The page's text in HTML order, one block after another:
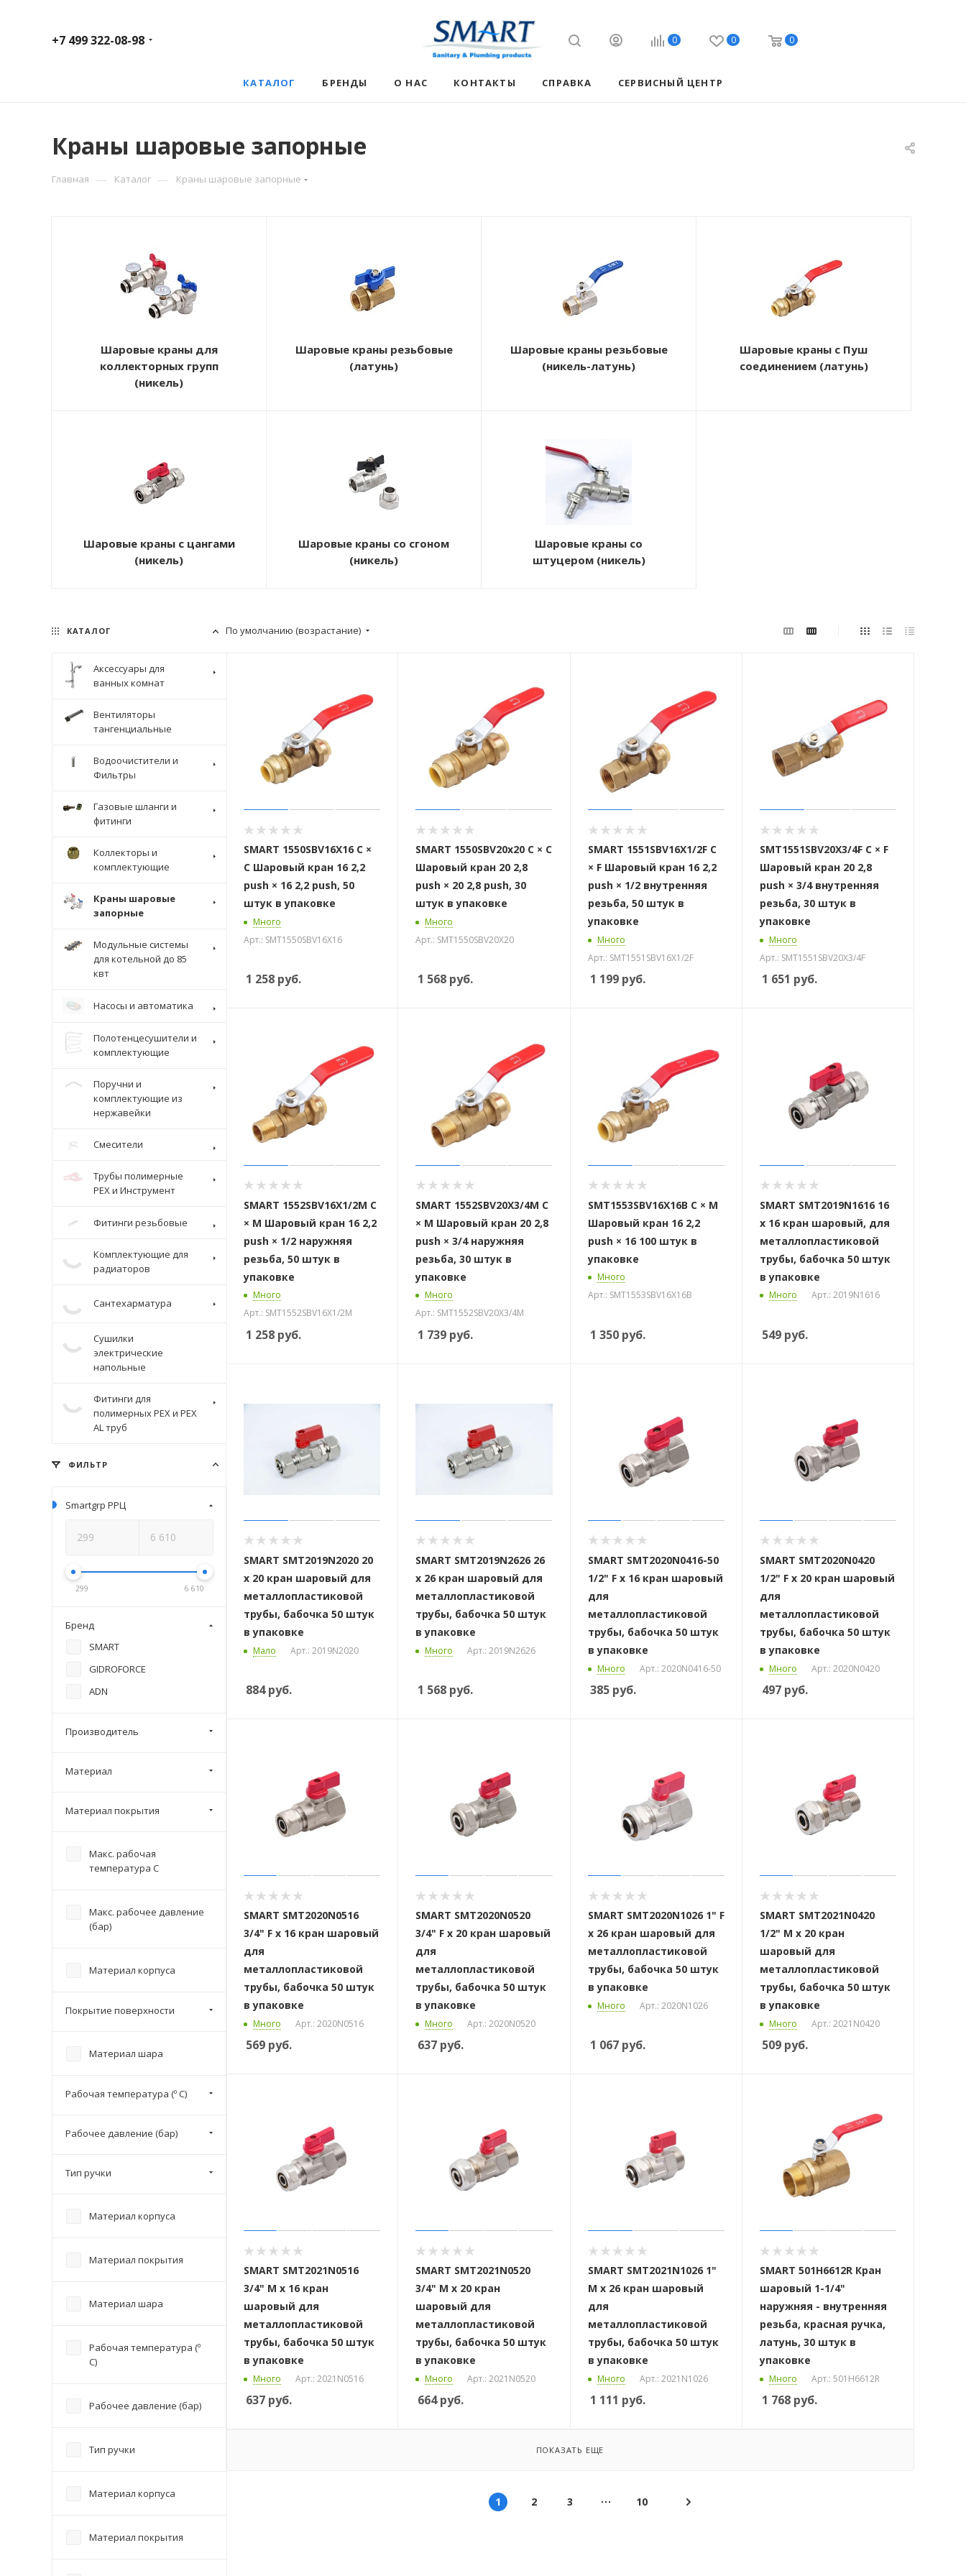
+7 499 322-08-98 0 0 0
КАТАЛОГ БРЕНДЫ О НАС КОНТАКТЫ СПРАВКА СЕРВИСНЫЙ ЦЕНТР
Краны шаровые запорные
Главная — Каталог — Краны шаровые запорные
Шаровые краны для
коллекторных групп
(никель)
Шаровые краны резьбовые
(латунь)
Шаровые краны резьбовые
(никель-латунь)
Шаровые краны с Пуш
соединением (латунь)
Шаровые краны с цангами
(никель)
Шаровые краны со сгоном
(никель)
Шаровые краны со
штуцером (никель)
По умолчанию (возрастание)
SMART 1550SBV16X16 C ×
C Шаровый кран 16 2,2
push × 16 2,2 push, 50
штук в упаковке
Много
Арт.: SMT1550SBV16X16
1 258 руб.
SMART 1550SBV20х20 C × C
Шаровый кран 20 2,8
push × 20 2,8 push, 30
штук в упаковке
Много
Арт.: SMT1550SBV20X20
1 568 руб.
SMART 1551SBV16X1/2F C
× F Шаровый кран 16 2,2
push × 1/2 внутренняя
резьба, 50 штук в
упаковке
Много
Арт.: SMT1551SBV16X1/2F
1 199руб.
SMT1551SBV20X3/4F C × F
Шаровый кран 20 2,8
push × 3/4 внутренняя
резьба, 30 штук в
упаковке
Много
Арт.: SMT1551SBV20X3/4F
1 651 руб.
SMART 1552SBV16X1/2M C
× M Шаровый кран 16 2,2
push × 1/2 наружняя
резьба, 50 штук в
упаковке
Много
Арт.: SMT1552SBV16X1/2M
1 258 руб.
SMART 1552SBV20X3/4M C
× M Шаровый кран 20 2,8
push × 3/4 наружняя
резьба, 30 штук в
упаковке
Много
Арт.: SMT1552SBV20X3/4M
1 739 руб.
SMT1553SBV16X16B C × M
Шаровый кран 16 2,2
push × 16 100 штук в
упаковке
Много
Арт.: SMT1553SBV16X16B
1 350руб.
SMART SMT2019N1616 16
x 16 кран шаровый, для
металлопластиковой
трубы, бабочка 50 штук
в упаковке
Много Арт.: 2019N1616
549руб.
SMART SMT2019N2020 20
х 20 кран шаровый для
металлопластиковой
трубы, бабочка 50 штук
в упаковке
Мало Арт.: 2019N2020
884руб.
SMART SMT2019N2626 26
х 26 кран шаровый для
металлопластиковой
трубы, бабочка 50 штук
в упаковке
Много Арт.: 2019N2626
1 568 руб.
SMART SMT2020N0416-50
1/2" F x 16 кран шаровый
для
металлопластиковой
трубы, бабочка 50 штук
в упаковке
Много Арт.: 2020N0416-50
385руб.
SMART SMT2020N0420
1/2" F x 20 кран шаровый
для
металлопластиковой
трубы, бабочка 50 штук
в упаковке
Много Арт.: 2020N0420
497руб.
SMART SMT2020N0516
3/4" F x 16 кран шаровый
для
металлопластиковой
трубы, бабочка 50 штук
в упаковке
Много Арт.: 2020N0516
569 руб.
SMART SMT2020N0520
3/4" F x 20 кран шаровый
для
металлопластиковой
трубы, бабочка 50 штук
в упаковке
Много Арт.: 2020N0520
637 руб.
SMART SMT2020N1026 1" F
x 26 кран шаровый для
металлопластиковой
трубы, бабочка 50 штук
в упаковке
Много Арт.: 2020N1026
1 067руб.
SMART SMT2021N0420
1/2" M x 20 кран
шаровый для
металлопластиковой
трубы, бабочка 50 штук
в упаковке
Много Арт.: 2021N0420
509руб.
SMART SMT2021N0516
3/4" M x 16 кран
шаровый для
металлопластиковой
трубы, бабочка 50 штук
в упаковке
Много Арт.: 2021N0516
637 руб.
SMART SMT2021N0520
3/4" M x 20 кран
шаровый для
металлопластиковой
трубы, бабочка 50 штук
в упаковке
Много Арт.: 2021N0520
664руб.
SMART SMT2021N1026 1"
M x 26 кран шаровый
для
металлопластиковой
трубы, бабочка 50 штук
в упаковке
Много Арт.: 2021N1026
1 111 руб.
SMART 501H6612R Кран
шаровый 1-1/4"
наружняя - внутренняя
резьба, красная ручка,
латунь, 30 штук в
упаковке
Много Арт.: 501H6612R
1 768руб.
ПОКАЗАТЬ ЕЩЕ
1 2 3 10
КАТАЛОГ
Аксессуары для
ванных комнат
Вентиляторы
тангенциальные
Водоочистители и
Фильтры
Газовые шланги и
фитинги
Коллекторы и
комплектующие
Краны шаровые
запорные
Модульные системы
для котельной до 85
квт
Насосы и автоматика
Полотенцесушители и
комплектующие
Поручни и
комплектующие из
нержавейки
Крепеж стоек для поручня
Смесители
Трубы полимерные
PEX и Инструмент
Фитинги резьбовые
Комплектующие для
радиаторов
Сантехарматура
Сушилки
электрические
напольные
Фитинги для
полимерных PEX и PEX
AL труб
ФИЛЬТР
Smartgrp РРЦ
299 6 610
Бренд
SMART
GIDROFORCE
ADN
Производитель
Материал
Материал покрытия
Макс. рабочая
температура С
Макс. рабочее давление
(бар)
Материал корпуса
Покрытие поверхности
Материал шара
Рабочая температура (º С)
Рабочее давление (бар)
Тип ручки
Материал корпуса
Материал покрытия
Материал шара
Рабочая температура (º
С)
Рабочее давление (бар)
Тип ручки
Материал корпуса
Материал покрытия